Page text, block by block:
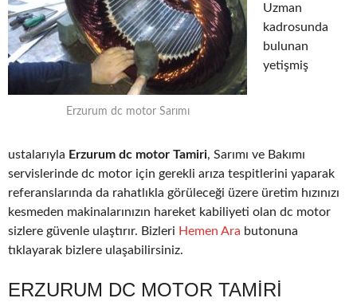
Erzurum dc motor Sarımı
Uzman
kadrosunda
bulunan
yetişmiş
ustalarıyla Erzurum dc motor Tamiri, Sarımı ve Bakımı
servislerinde dc motor için gerekli arıza tespitlerini yaparak
referanslarında da rahatlıkla görüleceği üzere üretim hızınızı
kesmeden makinalarınızın hareket kabiliyeti olan dc motor
sizlere güvenle ulaştırır. Bizleri Hemen Ara butonuna
tıklayarak bizlere ulaşabilirsiniz.
ERZURUM DC MOTOR TAMIRI